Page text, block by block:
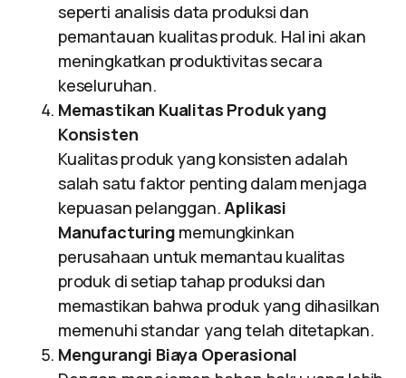
seperti analisis data produksi dan
pemantauan kualitas produk. Hal ini akan
meningkatkan produktivitas secara
keseluruhan.
Memastikan Kualitas Produk yang
Konsisten
Kualitas produk yang konsisten adalah
salah satu faktor penting dalam menjaga
kepuasan pelanggan.Aplikasi
Manufacturing memungkinkan
perusahaan untuk memantau kualitas
produk di setiap tahap produksi dan
memastikan bahwa produk yang dihasilkan
memenuhi standar yang telah ditetapkan.
Mengurangi Biaya Operasional